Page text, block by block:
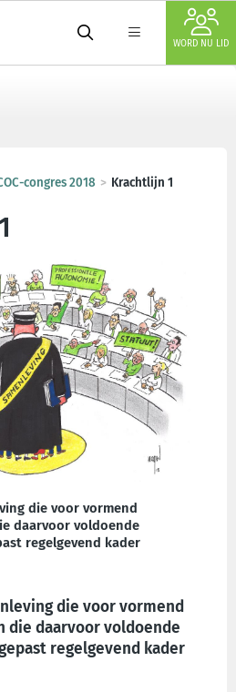
WORD NU LID
congres 2018 Krachtlijn 1
die voor vormend
daarvoor voldoende
regelgevend kader
die voor vormend
die daarvoor voldoende
regelgevend kader